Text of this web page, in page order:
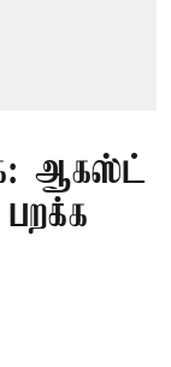
ஆகஸ்ட்
பறக்க